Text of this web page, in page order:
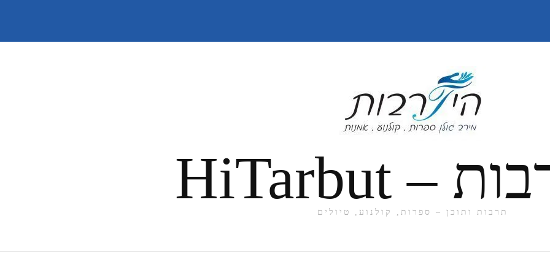
תרבות ותוכן – ספרות, קולנוע, טיולים